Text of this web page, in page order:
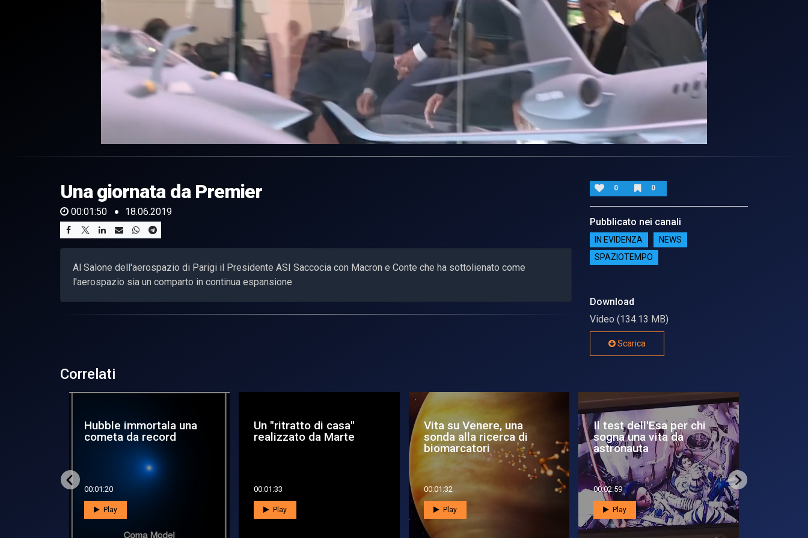
of
50
secondsVolume
0%
Una giornata da Premier
00:01:50 18.06.2019
Al Salone dell'aerospazio di Parigi il Presidente ASI Saccocia con Macron e Conte che ha sottolienato come
l'aerospazio sia un comparto in continua espansione
0 0
Pubblicato nei canali
IN EVIDENZA
NEWS
SPAZIOTEMPO
Download
Video (134.13 MB)
Scarica
Correlati
Una mappa da record
per la Via Lattea
00:00:59
Play
#Spacetalk. Colloquio
spaziale per il Premier
00:44:55
Play
Guardando al futuro: la
quarta Giornata dello
Spazio...
00:06:29
Play
Scienza da leggere e da
ridere
00:02:37
Play